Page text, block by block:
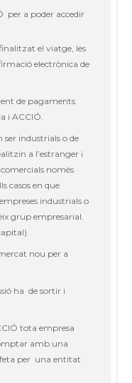
per a poder accedir
el viatge, les
electrònica de
de pagaments
i ACCIÓ.
ser industrials o de
a l’estranger i
comercials només
casos en que
industrials o
grup empresarial.
nou per a
ha de sortir i
tota empresa
amb una
feta per una entitat